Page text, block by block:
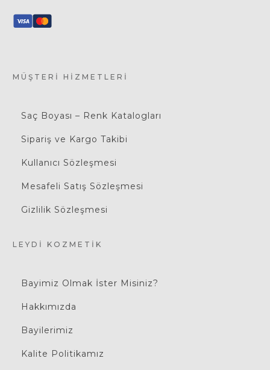
MÜŞTERI HIZMETLERI
Saç Boyası – Renk Katalogları
Sipariş ve Kargo Takibi
Kullanıcı Sözleşmesi
Mesafeli Satış Sözleşmesi
Gizlilik Sözleşmesi
LEYDI KOZMETIK
Bayimiz Olmak İster Misiniz?
Hakkımızda
Bayilerimiz
Kalite Politikamız